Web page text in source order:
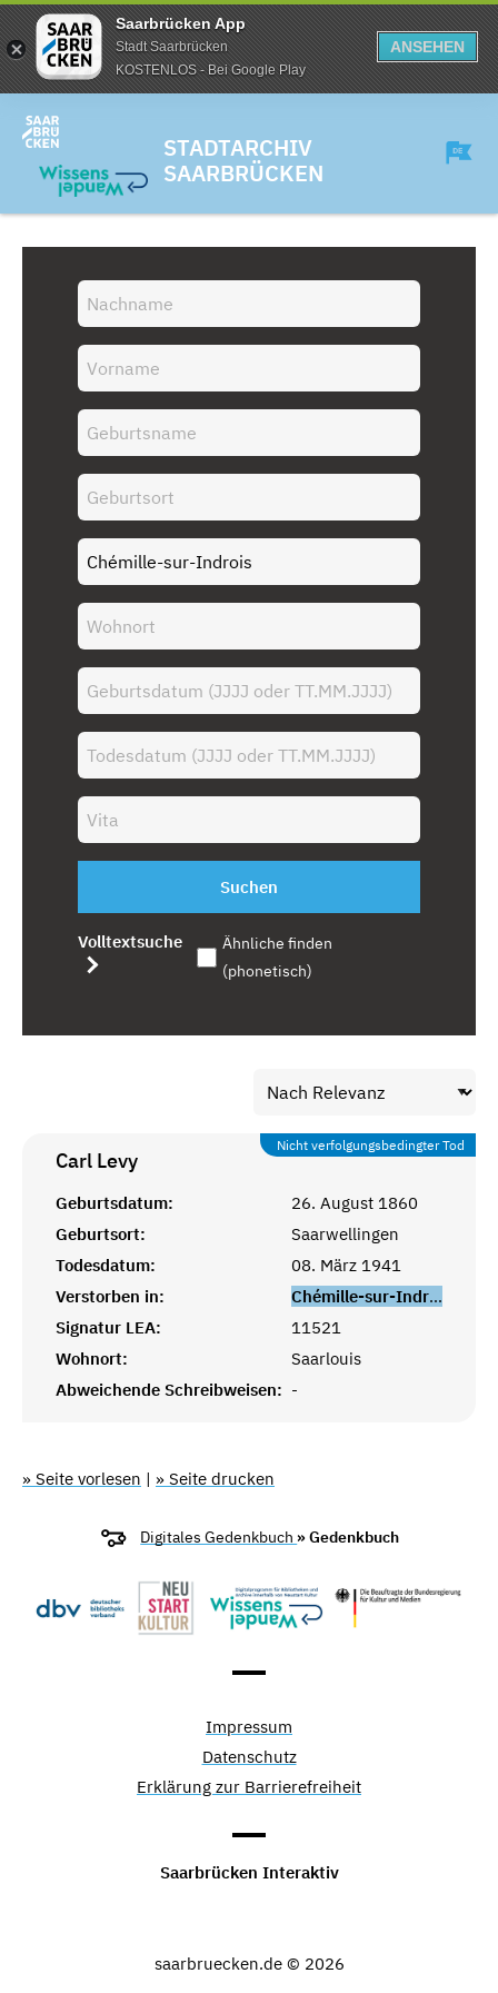
Saarbrücken App
Stadt Saarbrücken
KOSTENLOS - Bei Google Play
ANSEHEN
STADTARCHIV
SAARBRÜCKEN
Suchen
Volltextsuche
Ähnliche finden
(phonetisch)
Nicht verfolgungsbedingter Tod
Carl Levy
Geburtsdatum:
26. August 1860
Geburtsort:
Saarwellingen
Todesdatum:
08. März 1941
Verstorben in:
Chémille-sur-Indrois
Signatur LEA:
11521
Wohnort:
Saarlouis
Abweichende Schreibweisen: -
» Seite vorlesen | » Seite drucken
Digitales Gedenkbuch » Gedenkbuch
Impressum
Datenschutz
Erklärung zur Barrierefreiheit
Saarbrücken Interaktiv
saarbruecken.de © 2026